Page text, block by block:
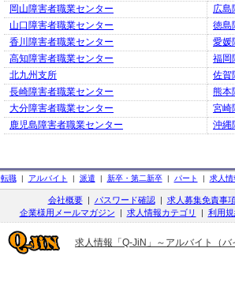
岡山障害者職業センター
広島
山口障害者職業センター
徳島
香川障害者職業センター
愛媛
高知障害者職業センター
福岡
北九州支所
佐賀
長崎障害者職業センター
熊本
大分障害者職業センター
宮崎
鹿児島障害者職業センター
沖縄
転職| アルバイト | 派遣 | 新卒・第二新卒| パート | 求人情
会社概要| パスワード確認| 求人募集免責事
企業様用メールマガジン | 求人情報カテゴリ | 利用
求人情報「Q-JiN」～アルバイト（